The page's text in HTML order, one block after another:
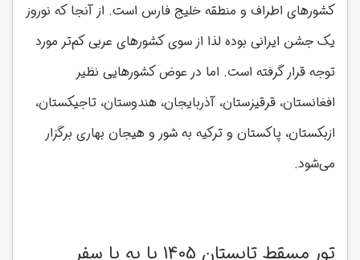
کشورهای اطراف و منطقه خلیج فارس است. از آنجا که نوروز
یک جشن ایرانی بوده لذا از سوی کشورهای عربی کم‌تر مورد
توجه قرار گرفته است. اما در عوض کشورهایی نظیر
افغانستان، قرقیزستان، آذربایجان، هندوستان، تاجیکستان،
ازبکستان، پاکستان و ترکیه به شور و هیجان بهاری برگزار
می‌شود.
تور مسقط تابستان 1405 پا به پا سفر